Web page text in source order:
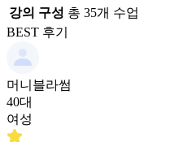
강의 구성 총 35개 수업
BEST 후기
머니블라썸
40대
여성